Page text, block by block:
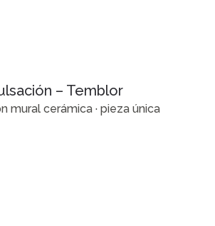
– Temblor
mural cerámica · pieza única